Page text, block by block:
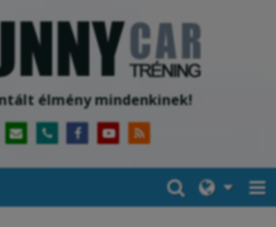
élmény mindenkinek!